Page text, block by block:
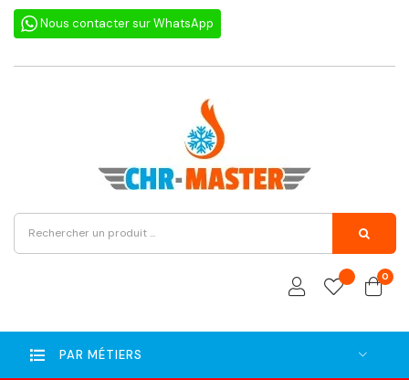
Nous contacter sur WhatsApp
0
PAR MÉTIERS